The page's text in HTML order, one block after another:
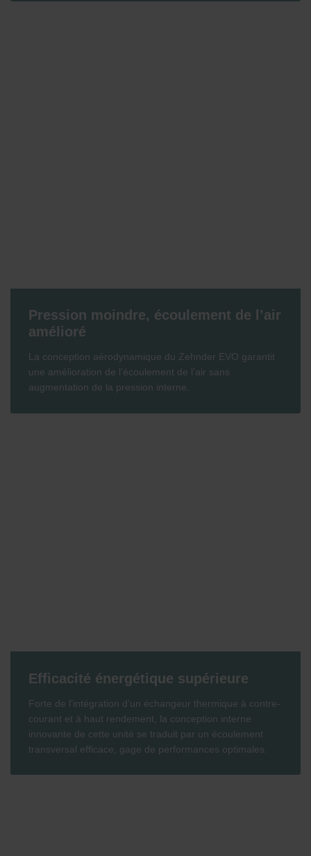
Pression moindre, écoulement de l’air
amélioré
La conception aérodynamique du Zehnder EVO garantit
une amélioration de l’écoulement de l’air sans
augmentation de la pression interne.
Efficacité énergétique supérieure
Forte de l’intégration d’un échangeur thermique à contre-
courant et à haut rendement, la conception interne
innovante de cette unité se traduit par un écoulement
transversal efficace, gage de performances optimales.